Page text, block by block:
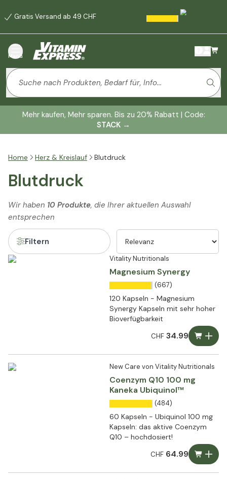
Gratis Versand ab 49 CHF
Menü
Mehr kaufen, Mehr sparen. Bis zu 20% Rabatt | Code:
STACK →
Home Herz & Kreislauf Blutdruck
Blutdruck
Wir haben 10 Produkte, die Ihrer aktuellen Auswahl
entsprechen
Filtern
Vitality Nutritionals
Magnesium Synergy
(667)
120 Kapseln - Magnesium
Synergy Kapseln mit sehr hoher
Bioverfügbarkeit
CHF34.99
New Care von Vitality Nutritionals
Coenzym Q10 100 mg
Kaneka Ubiquinol™
(484)
60 Kapseln - Ubiquinol 100 mg
Kapseln: das aktive Coenzym
Q10 – hochdosiert!
CHF64.99